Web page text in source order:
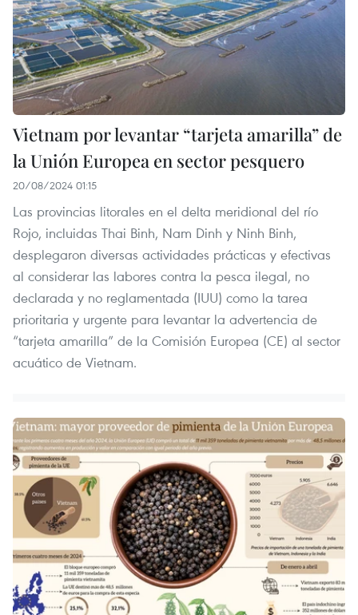
Vietnam por levantar “tarjeta amarilla” de
la Unión Europea en sector pesquero
20/08/2024 01:15
Las provincias litorales en el delta meridional del río
Rojo, incluidas Thai Binh, Nam Dinh y Ninh Binh,
desplegaron diversas actividades prácticas y efectivas
al considerar las labores contra la pesca ilegal, no
declarada y no reglamentada (IUU) como la tarea
prioritaria y urgente para levantar la advertencia de
“tarjeta amarilla” de la Comisión Europea (CE) al sector
acuático de Vietnam.